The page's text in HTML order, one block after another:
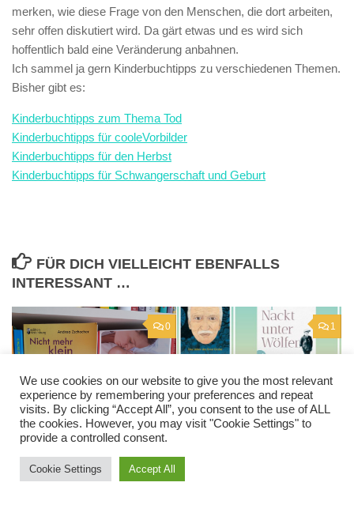
merken, wie diese Frage von den Menschen, die dort arbeiten,
sehr offen diskutiert wird. Da gärt etwas und es wird sich
hoffentlich bald eine Veränderung anbahnen.
Ich sammel ja gern Kinderbuchtipps zu verschiedenen Themen.
Bisher gibt es:
Kinderbuchtipps zum Thema Tod
Kinderbuchtipps für cooleVorbilder
Kinderbuchtipps für den Herbst
Kinderbuchtipps für Schwangerschaft und Geburt
FÜR DICH VIELLEICHT EBENFALLS
INTERESSANT …
0
Wochenende in Bildern
1
Holocaust – Gedenktag:
Büchertipps
We use cookies on our website to give you the most relevant
experience by remembering your preferences and repeat
visits. By clicking “Accept All”, you consent to the use of ALL
the cookies. However, you may visit "Cookie Settings" to
provide a controlled consent.
Cookie Settings Accept All